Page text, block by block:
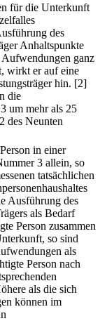
für die Unterkunft
des
Anhaltspunkte
Aufwendungen ganz
wirkt er auf eine
hin. [2]
die
um mehr als 25
des Neunten
in einer
3 allein, so
tatsächlichen
Ausführung des
als Bedarf
Person zusammen
so sind
als
Person nach
als die sich
können im